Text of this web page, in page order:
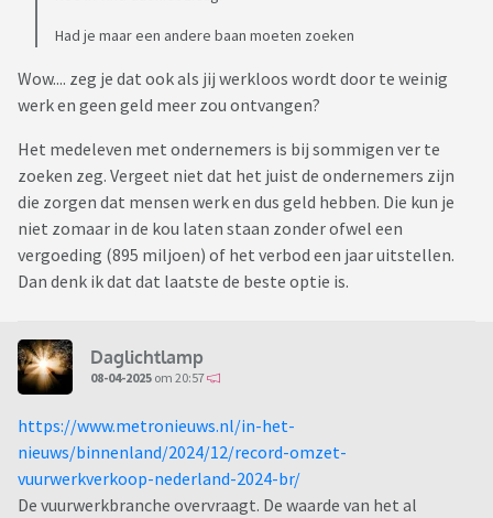
Had je maar een andere baan moeten zoeken
Wow.... zeg je dat ook als jij werkloos wordt door te weinig
werk en geen geld meer zou ontvangen?
Het medeleven met ondernemers is bij sommigen ver te
zoeken zeg. Vergeet niet dat het juist de ondernemers zijn
die zorgen dat mensen werk en dus geld hebben. Die kun je
niet zomaar in de kou laten staan zonder ofwel een
vergoeding (895 miljoen) of het verbod een jaar uitstellen.
Dan denk ik dat dat laatste de beste optie is.
Daglichtlamp
08-04-2025 om 20:57
https://www.metronieuws.nl/in-het-
nieuws/binnenland/2024/12/record-omzet-
vuurwerkverkoop-nederland-2024-br/
De vuurwerkbranche overvraagt. De waarde van het al